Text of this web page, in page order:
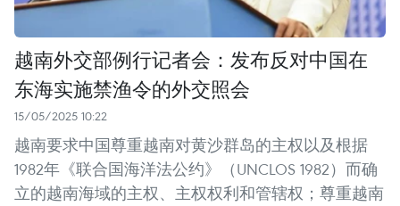
越南外交部例行记者会：发布反对中国在
东海实施禁渔令的外交照会
15/05/2025 10:22
越南要求中国尊重越南对黄沙群岛的主权以及根据
1982年《联合国海洋法公约》（UNCLOS 1982）而确
立的越南海域的主权、主权权利和管辖权；尊重越南